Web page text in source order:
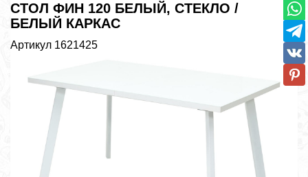
СТОЛ ФИН 120 БЕЛЫЙ, СТЕКЛО /
БЕЛЫЙ КАРКАС
Артикул 1621425